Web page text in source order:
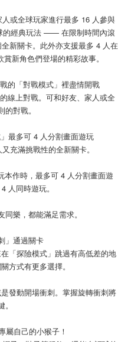
或全球玩家進行最多 16 人參與
的經典玩法 —— 在限制時間內滾
新關卡。此外亦支援最多 4 人在
新角色們登場的精彩故事。
的「對戰模式」裡盡情開戰
線上對戰。可和好友、家人或全
對戰。
最多可 4 人分割畫面遊玩
充滿挑戰性的全新關卡。
本作時，最多可 4 人分割畫面遊
人同時遊玩。
樂，都能滿足需求。
」通過關卡
「探險模式」跳過有高低差的地
方式有更多選擇。
發動開場衝刺。掌握旋轉衝刺將
屬自己的小猴子！